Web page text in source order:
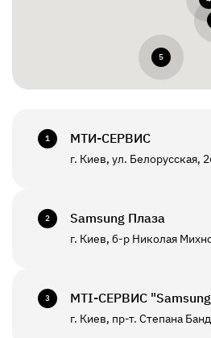
5
1 МТИ-СЕРВИС
г. Киев, ул. Белорусская,
+380(44)458-3870
СБ - ВС
Выходной
2 Samsung Плаза
г. Киев, б-р Николая
+380(44)590-2805
3 МТI-СЕРВИС
г. Киев, пр-т. Степана